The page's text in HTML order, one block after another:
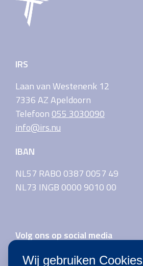
IRS
Laan van Westenenk 12
7336 AZ Apeldoorn
Telefoon 055 3030090
info@irs.nu
IBAN
NL57 RABO 0387 0057 49
NL73 INGB 0000 9010 00
Volg ons op social media
Wij gebruiken Cookies